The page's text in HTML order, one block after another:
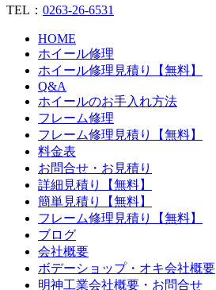
TEL： 0263-26-6531
HOME
ホイール修理
ホイール修理見積り【無料】
Q&A
ホイールのお手入れ方法
フレーム修理
フレーム修理見積り【無料】
料金表
お問合せ・お見積り
詳細見積り【無料】
簡単見積り【無料】
フレーム修理見積り【無料】
ブログ
会社概要
ボデーショップ・オキ会社概要
明神工業会社概要・お問合せ